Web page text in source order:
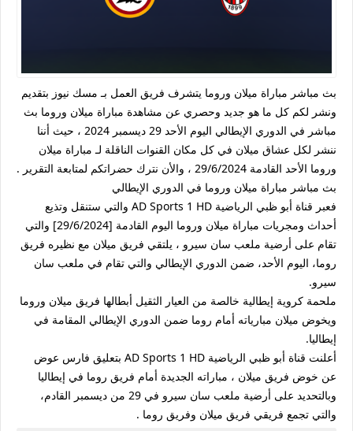
بث مباشر مباراة ميلان وروما يتشرف فريق العمل بـ مسك نيوز بتقديم
ونشر لكم كل ما هو جديد وحصري عن مشاهدة مباراة ميلان وروما بث
مباشر في الدوري الإيطالي اليوم الأحد 29 ديسمبر 2024 ، حيث أننا
ننشر لكل عشاق ميلان في كل مكان القنوات الناقلة لـ مباراة ميلان
وروما الأحد القادمة 29/6/2024 ، والأن نترك حضراتكم لمتابعة التقرير .
بث مباشر مباراة ميلان وروما في الدوري الإيطالي
فعبر قناة أبو ظبي الرياضية AD Sports 1 HD والتي ستنقل وتذيع
أحداث ومجريات مباراة ميلان وروما اليوم القادمة [29/6/2024] والتي
تقام على أرضية ملعب سان سيرو ، يلتقي فريق ميلان مع نظيره فريق
روما، اليوم الأحد، ضمن الدوري الإيطالي والتي تقام في ملعب سان
سيرو.
ملحمة كروية إيطالية خالصة من العيار الثقيل أبطالها فريق ميلان وروما
ويخوض ميلان مبارياته أمام روما ضمن الدوري الإيطالي المقامة في
إيطاليا.
أعلنت قناة أبو ظبي الرياضية AD Sports 1 HD بتعليق فارس عوض
عن خوض فريق ميلان ، مباراته الجديدة أمام فريق روما في إيطاليا
وبالتحديد على أرضية ملعب سان سيرو في 29 من ديسمبر القادم،
والتي تجمع فريقي فريق ميلان وفريق روما .